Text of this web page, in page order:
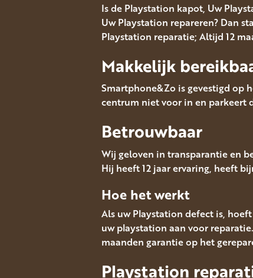
Is de Playstation kapot, Uw
Uw Playstation repareren? Dan
Playstation reparatie; Altijd 12
Makkelijk
Smartphone&Zo is gevestigd op
centrum niet voor in en parkeert
Betrouwbaar
Wij geloven in transparantie en
Hij heeft 12 jaar ervaring, heeft
Hoe het werkt
Als uw Playstation defect is,
uw playstation aan voor
maanden garantie op het
Playstation